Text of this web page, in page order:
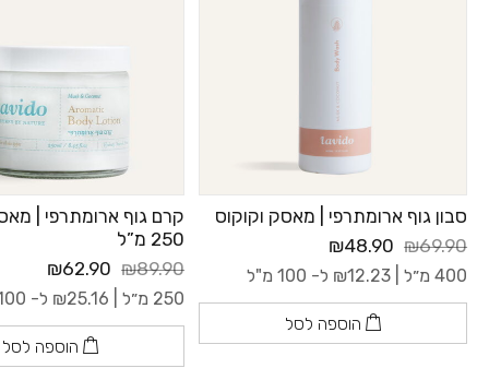
סבון גוף ארומתרפי | מאסק וקוקוס
₪69.90
₪48.90
400 מ״ל | ₪12.23 ל- 100 מ"ל
הוספה לסל
קרם גוף ארומתרפי |
250 מ”ל
₪89.90
₪62.90
250 מ״ל | ₪25.16 ל- 100 מ"ל
הוספה לסל